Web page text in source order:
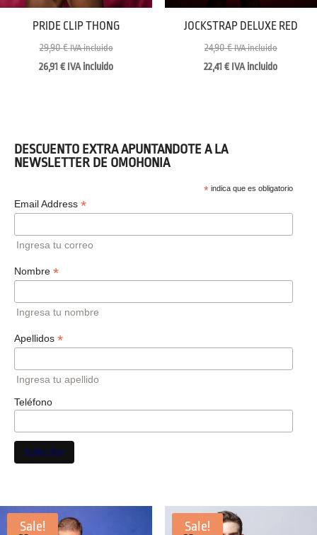
PRIDE CLIP THONG
29,90€ IVA incluido
26,91€ IVA incluido
JOCKSTRAP DELUXE RED
24,90€ IVA incluido
22,41€ IVA incluido
DESCUENTO EXTRA APUNTANDOTE A LA
NEWSLETTER DE OMOHONIA
*indica que es obligatorio
Email Address *
Ingresa tu correo
Nombre *
Ingresa tu nombre
Apellidos *
Ingresa tu apellido
Teléfono
Sale! Sale!